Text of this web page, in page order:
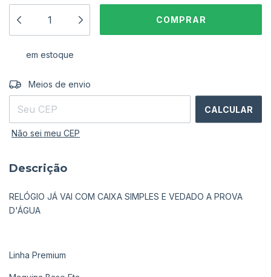
em estoque
Entregas para o CEP:
Meios de envio
CALCULAR
Não sei meu CEP
Descrição
RELÓGIO JÁ VAI COM CAIXA SIMPLES E VEDADO A PROVA
D'ÁGUA
Linha Premium